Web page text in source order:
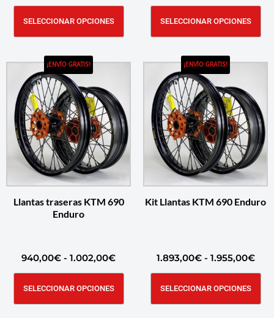
SELECCIONAR OPCIONES SELECCIONAR OPCIONES
¡ENVÍO GRATIS!
Llantas traseras KTM 690
Enduro
940,00€ - 1.002,00€
SELECCIONAR OPCIONES
¡ENVÍO GRATIS!
Kit Llantas KTM 690 Enduro
1.893,00€ - 1.955,00€
SELECCIONAR OPCIONES